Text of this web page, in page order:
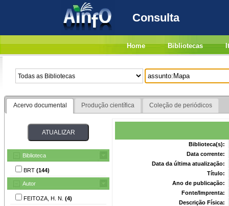
Consulta
Home Bibliotecas
Acervo documental Produção científica Coleção de periódicos
Biblioteca
BRT (144)
Autor
FEITOZA, H. N. (4)
Biblioteca(s):
Data corrente:
Data da última atualização:
Título:
Ano de publicação:
Fonte/Imprenta:
Descrição Física: